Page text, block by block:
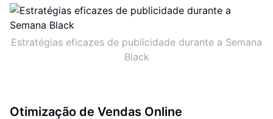
Estratégias eficazes de publicidade durante a Semana
Black
Otimização de Vendas Online